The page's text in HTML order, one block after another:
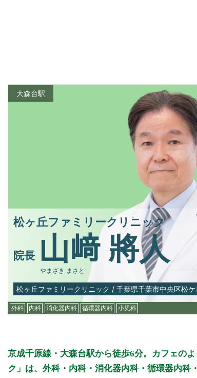
大森台駅
松ヶ丘ファミリークリニック
院長 山﨑 將人
やまざき まさと
松ヶ丘ファミリークリニック / 千葉県千葉市中央区松
外科 内科 消化器内科 循環器内科 小児科
京成千原線・大森台駅から徒歩6分。カフェの
ク」は、外科・内科・消化器内科・循環器内